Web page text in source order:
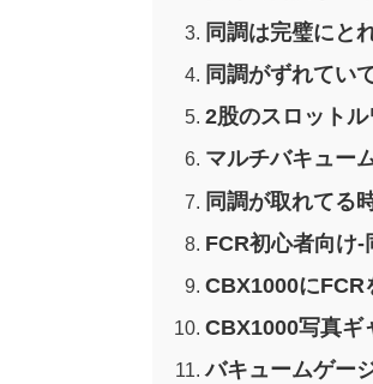
同調は完璧にと
同調がずれてい
2股のスロットル
マルチバキュー
同調が取れてる
FCR初心者向け-
CBX1000にFCR
CBX1000写真ギ
バキュームゲー